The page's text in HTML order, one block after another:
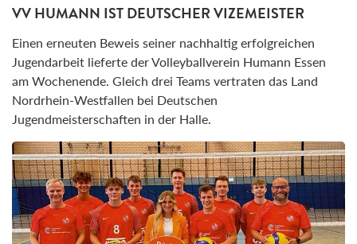
VV HUMANN IST DEUTSCHER VIZEMEISTER
Einen erneuten Beweis seiner nachhaltig erfolgreichen
Jugendarbeit lieferte der Volleyballverein Humann Essen
am Wochenende. Gleich drei Teams vertraten das Land
Nordrhein-Westfallen bei Deutschen
Jugendmeisterschaften in der Halle.